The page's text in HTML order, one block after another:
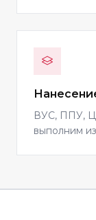
ВУС, ППУ,
выполним